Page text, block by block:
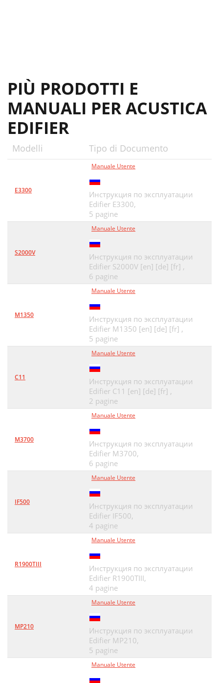
PIÙ PRODOTTI E
MANUALI PER ACUSTICA
EDIFIER
Modelli Tipo di Documento
E3300
Manuale Utente
Инструкция по эксплуатации
Edifier E3300,
5 pagine
S2000V
Manuale Utente
Инструкция по эксплуатации
Edifier S2000V [en] [de] [fr] ,
6 pagine
M1350
Manuale Utente
Инструкция по эксплуатации
Edifier M1350 [en] [de] [fr] ,
5 pagine
C11
Manuale Utente
Инструкция по эксплуатации
Edifier C11 [en] [de] [fr] ,
2 pagine
M3700
Manuale Utente
Инструкция по эксплуатации
Edifier M3700,
6 pagine
IF500
Manuale Utente
Инструкция по эксплуатации
Edifier IF500,
4 pagine
R1900TIII
Manuale Utente
Инструкция по эксплуатации
Edifier R1900TIII,
4 pagine
MP210
Manuale Utente
Инструкция по эксплуатации
Edifier MP210,
5 pagine
Manuale Utente